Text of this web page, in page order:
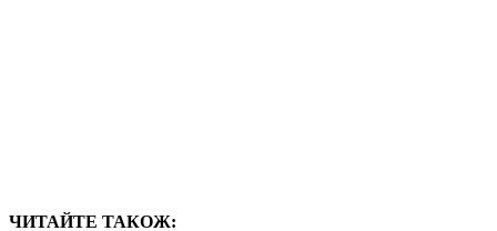
ЧИТАЙТЕ ТАКОЖ: